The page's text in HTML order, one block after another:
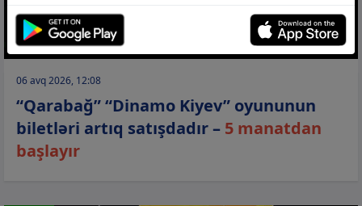
06 avq 2026, 12:08
“Qarabağ” “Dinamo Kiyev” oyununun
biletləri artıq satışdadır – 5 manatdan
başlayır